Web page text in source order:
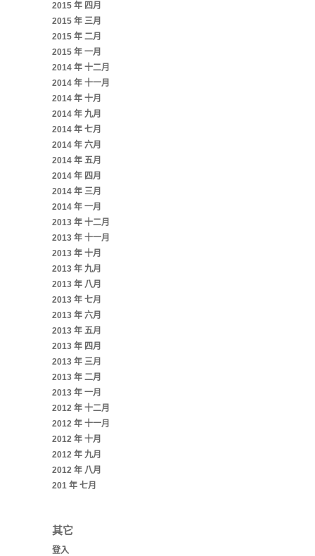
2015 年 四月
2015 年 三月
2015 年 二月
2015 年 一月
2014 年 十二月
2014 年 十一月
2014 年 十月
2014 年 九月
2014 年 七月
2014 年 六月
2014 年 五月
2014 年 四月
2014 年 三月
2014 年 一月
2013 年 十二月
2013 年 十一月
2013 年 十月
2013 年 九月
2013 年 八月
2013 年 七月
2013 年 六月
2013 年 五月
2013 年 四月
2013 年 三月
2013 年 二月
2013 年 一月
2012 年 十二月
2012 年 十一月
2012 年 十月
2012 年 九月
2012 年 八月
201 年 七月
其它
登入